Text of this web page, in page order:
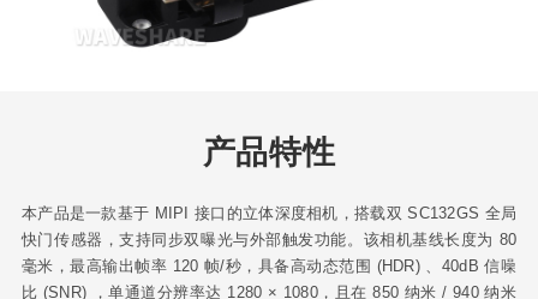
产品特性
本产品是一款基于 MIPI 接口的立体深度相机，搭载双 SC132GS 全局
快门传感器，支持同步双曝光与外部触发功能。该相机基线长度为 80
毫米，最高输出帧率 120 帧/秒，具备高动态范围 (HDR) 、40dB 信噪
比 (SNR) ，单通道分辨率达 1280 × 1080，且在 850 纳米 / 940 纳米